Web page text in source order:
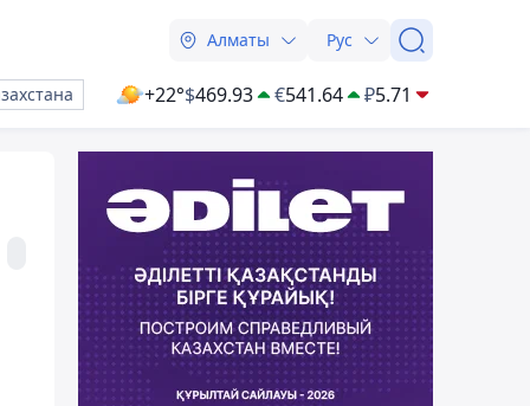
Алматы Рус
+22°$469.93 €541.64 ₽5.71